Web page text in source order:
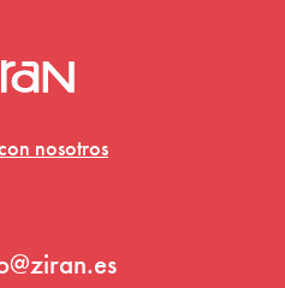
nosotros